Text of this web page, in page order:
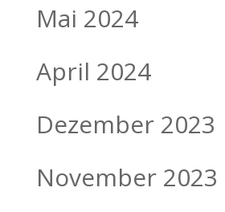
Mai 2024
April 2024
Dezember 2023
November 2023